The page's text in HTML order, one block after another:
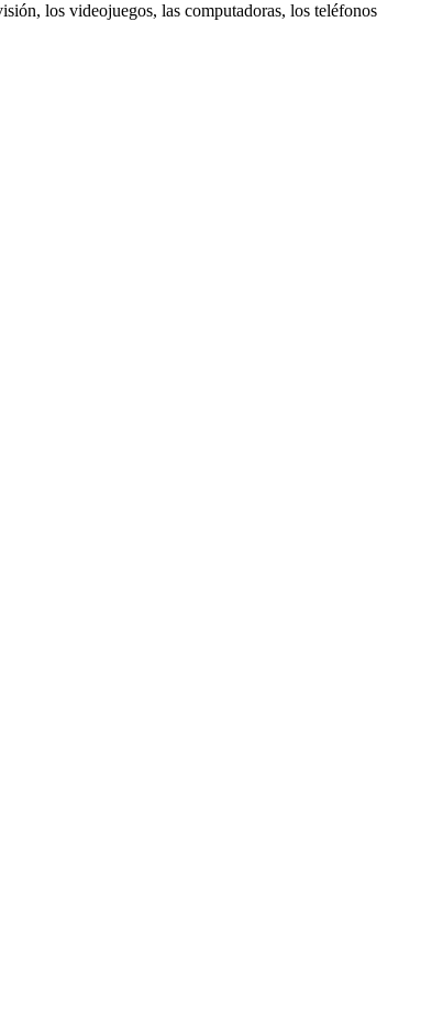
los videojuegos, las computadoras, los teléfonos